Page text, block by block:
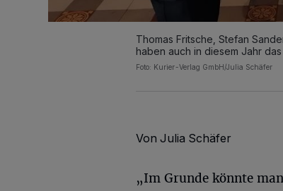
Thomas Fritsche, Stefan
haben auch in diesem Jahr
Foto: Kurier-Verlag GmbH/Julia Schäfer
Von Julia Schäfer
„Im Grunde könnte